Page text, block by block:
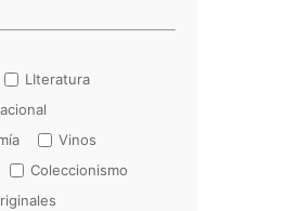
LIteratura
Vinos
Coleccionismo